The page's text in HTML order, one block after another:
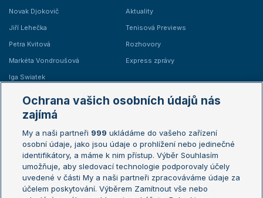
Novak Djokovič
Jiří Lehečka
Petra Kvitová
Markéta Vondroušová
Iga Swiatek
Aktuality
Tenisová Previews
Rozhovory
Express zprávy
Žebříčky
Žebříček ATP (muži)
Žebříček WTA (ženy)
Sázkařský žebříček
Australian Open
French Open
Wimbledon
US Open
Ochrana vašich osobních údajů nás
zajímá
My a naši partneři 999 ukládáme do vašeho zařízení
osobní údaje, jako jsou údaje o prohlížení nebo jedinečné
identifikátory, a máme k nim přístup. Výběr Souhlasím
umožňuje, aby sledovací technologie podporovaly účely
uvedené v části My a naši partneři zpracováváme údaje za
účelem poskytování. Výběrem Zamítnout vše nebo